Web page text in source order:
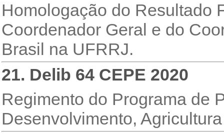
Homologação do Resultado
Coordenador Geral e do
Brasil na UFRRJ.
21. Delib 64 CEPE 2020
Regimento do Programa de
Desenvolvimento,